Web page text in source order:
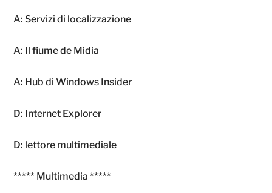
A: Servizi di localizzazione
A: Il fiume de Midia
A: Hub di Windows Insider
D: Internet Explorer
D: lettore multimediale
***** Multimedia *****